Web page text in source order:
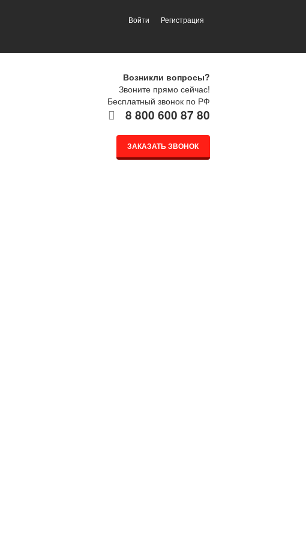
Войти Регистрация
Возникли вопросы?
Звоните прямо сейчас!
Бесплатный звонок по РФ
8 800 600 87 80
ЗАКАЗАТЬ ЗВОНОК